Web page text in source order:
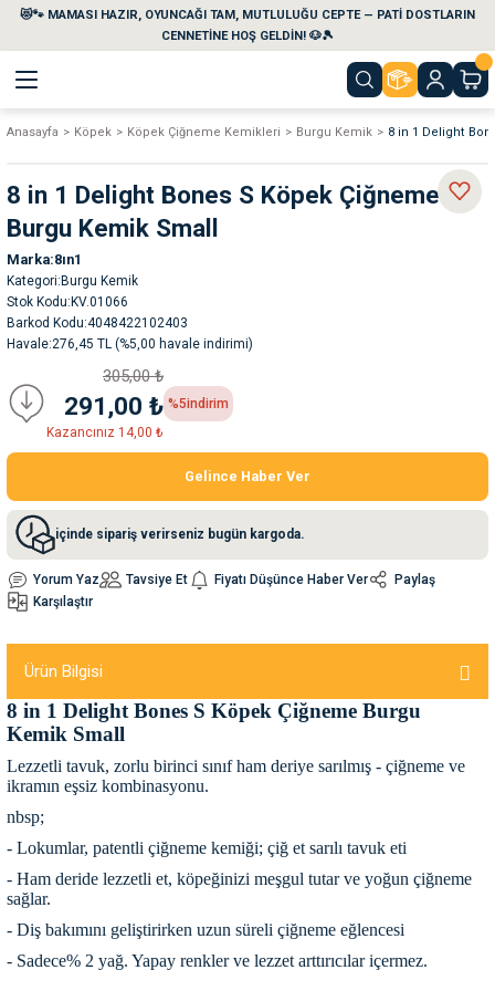
😻🐾 MAMASI HAZIR, OYUNCAĞI TAM, MUTLULUĞU CEPTE — PATİ DOSTLARIN
CENNETİNE HOŞ GELDİN! 🐶🎾
Geri Dön
Geri Dön
Temizlik Ürünleri
Su Kabları
Kemikleri
Seyahat Ürünleri
Geri Dön
Geri Dön
Geri Dön
Geri Dön
Anasayfa Köpek Köpek Çiğneme Kemikleri Burgu Kemik 8 in 1 Delight
8 in 1 Delight Bones S Köpek Çiğneme
Burgu Kemik Small
Marka 8ın1
Kategori Burgu Kemik
Stok Kodu KV.01066
Barkod Kodu 4048422102403
Havale 276,45 TL (%5,00 havale indirimi)
305,00 ₺
291,00 ₺
Kazancınız 14,00 ₺
%5indirim
Gelince Haber Ver
içinde sipariş verirseniz bugün kargoda.
Yorum Yaz Tavsiye Et Fiyatı Düşünce Haber Ver
Paylaş
Karşılaştır
Ürün Bilgisi
8 in 1 Delight Bones S Köpek Çiğneme Burgu
Kemik Small
Lezzetli tavuk, zorlu birinci sınıf ham deriye sarılmış - çiğneme ve
ikramın eşsiz kombinasyonu.
nbsp;
- Lokumlar, patentli çiğneme kemiği; çiğ et sarılı tavuk eti
- Ham deride lezzetli et, köpeğinizi meşgul tutar ve yoğun çiğneme
sağlar.
- Diş bakımını geliştirirken uzun süreli çiğneme eğlencesi
- Sadece% 2 yağ. Yapay renkler ve lezzet arttırıcılar içermez.